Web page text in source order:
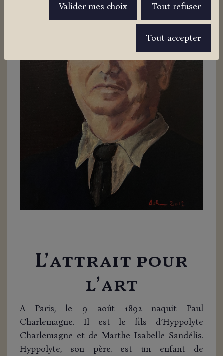
L’attrait pour
l’art
A Paris, le 9 août 1892 naquit Paul
Charlemagne. Il est le fils d’Hyppolyte
Charlemagne et de Marthe Isabelle Sandélis.
Hyppolyte, son père, est un enfant de
Valider mes choix Tout refuser
Tout accepter